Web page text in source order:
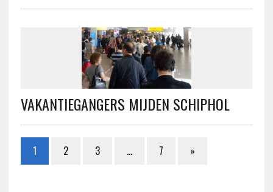
VAKANTIEGANGERS MIJDEN SCHIPHOL
1 2 3 … 7 »